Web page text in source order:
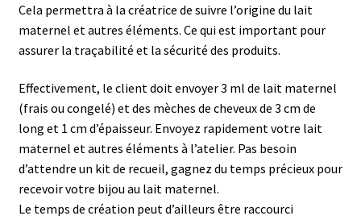
Cela permettra à la créatrice de suivre l’origine du lait
maternel et autres éléments. Ce qui est important pour
assurer la traçabilité et la sécurité des produits.
Effectivement, le client doit envoyer 3 ml de lait maternel
(frais ou congelé) et des mèches de cheveux de 3 cm de
long et 1 cm d’épaisseur. Envoyez rapidement votre lait
maternel et autres éléments à l’atelier. Pas besoin
d’attendre un kit de recueil, gagnez du temps précieux pour
recevoir votre bijou au lait maternel.
Le temps de création peut d’ailleurs être raccourci